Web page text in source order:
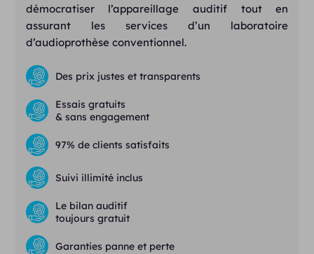
démocratiser l’appareillage auditif tout en
assurant les services d’un laboratoire
d’audioprothèse conventionnel.
Des prix justes et transparents
Essais gratuits
& sans engagement
97% de clients satisfaits
Suivi illimité inclus
Le bilan auditif
toujours gratuit
Garanties panne et perte